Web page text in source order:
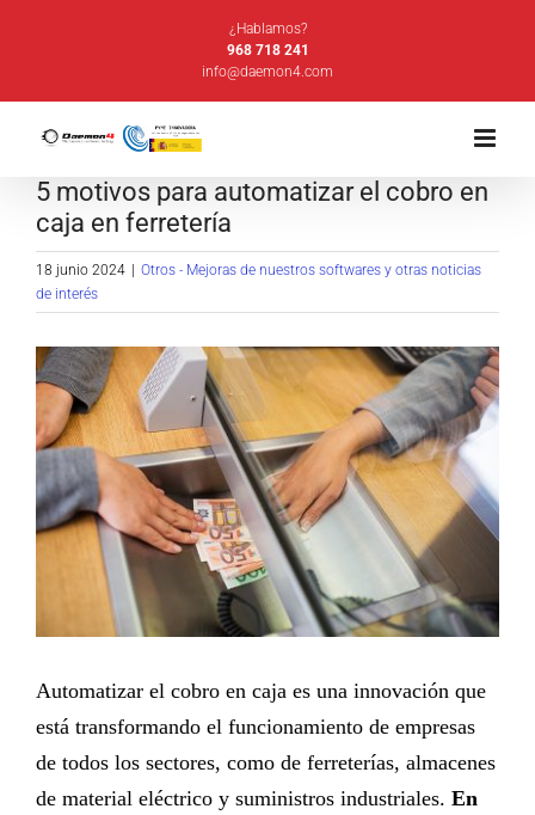
¿Hablamos?
968 718 241
info@daemon4.com
5 motivos para automatizar el cobro en
caja en ferretería
18 junio 2024
Otros - Mejoras de nuestros softwares y otras noticias
de interés
Ver
imagen
más
grande
Automatizar el cobro en caja es una innovación que
está transformando el funcionamiento de empresas
de todos los sectores, como de ferreterías, almacenes
de material eléctrico y suministros industriales. En